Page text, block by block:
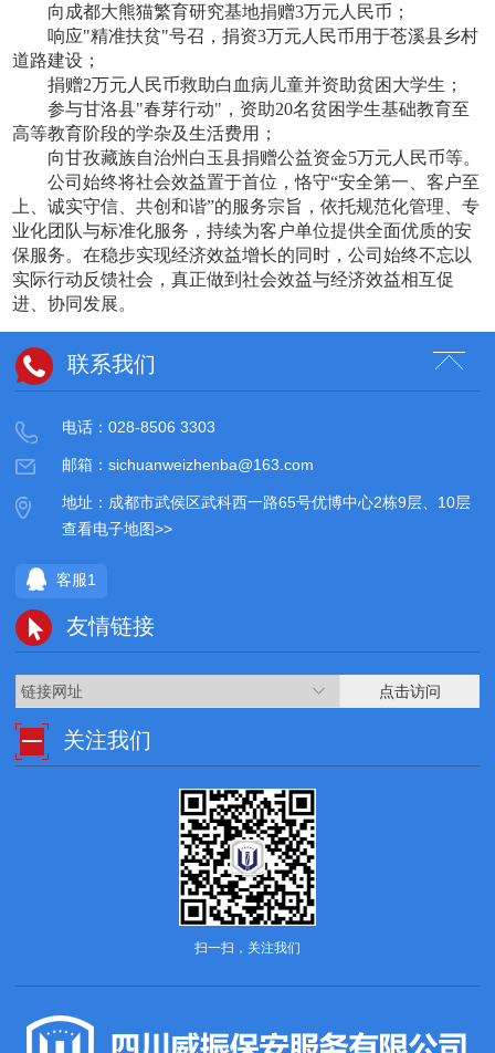
向成都大熊猫繁育研究基地捐赠3万元人民币；
响应"精准扶贫"号召，捐资3万元人民币用于苍溪县乡村
道路建设；
捐赠2万元人民币救助白血病儿童并资助贫困大学生；
参与甘洛县"春芽行动"，资助20名贫困学生基础教育至
高等教育阶段的学杂及生活费用；
向甘孜藏族自治州白玉县捐赠公益资金5万元人民币等。
公司始终将社会效益置于首位，恪守“安全第一、客户至
上、诚实守信、共创和谐”的服务宗旨，依托规范化管理、专
业化团队与标准化服务，持续为客户单位提供全面优质的安
保服务。在稳步实现经济效益增长的同时，公司始终不忘以
实际行动反馈社会，真正做到社会效益与经济效益相互促
进、协同发展。
联系我们
电话：028-8506 3303
邮箱：sichuanweizhenba@163.com
地址：成都市武侯区武科西一路65号优博中心2栋9层、10层
查看电子地图>>
客服1
友情链接
链接网址 点击访问
关注我们
扫一扫，关注我们